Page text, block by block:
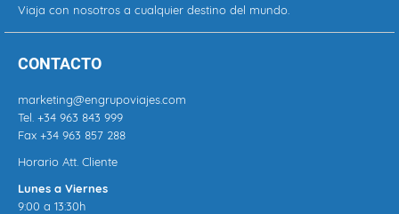
Viaja con nosotros a cualquier destino del mundo.
CONTACTO
marketing@engrupoviajes.com
Tel. +34 963 843 999
Fax +34 963 857 288
Horario Att. Cliente
Lunes a Viernes
9:00 a 13:30h